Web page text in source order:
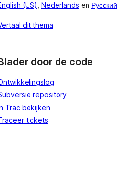
(US) Nederlands en Русский
dit thema
door de code
repository
Trac bekijken
tickets